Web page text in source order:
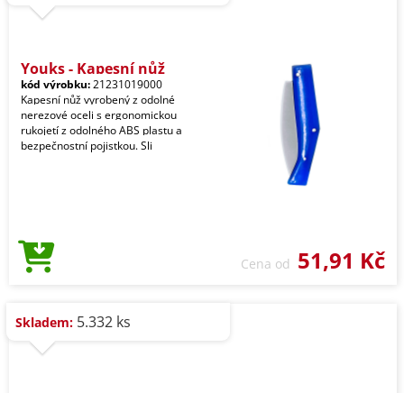
Youks - Kapesní nůž
kód výrobku:21231019000
Kapesní nůž vyrobený z odolné
nerezové oceli s ergonomickou
rukojetí z odolného ABS plastu a
bezpečnostní pojistkou. Sli
Cena od 51,91 Kč
Skladem: 5.332 ks